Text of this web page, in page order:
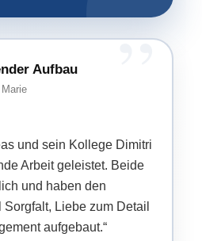
Aufbau
und sein Kollege Dimitri
Arbeit geleistet. Beide
und haben den
Liebe zum Detail
aufgebaut.“